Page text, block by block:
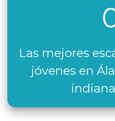
Las mejores
jóvenes en